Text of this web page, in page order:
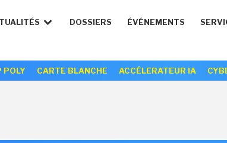
DOSSIERS ÉVÉNEMENTS
POLY CARTE BLANCHE ACCÉLERATEUR IA